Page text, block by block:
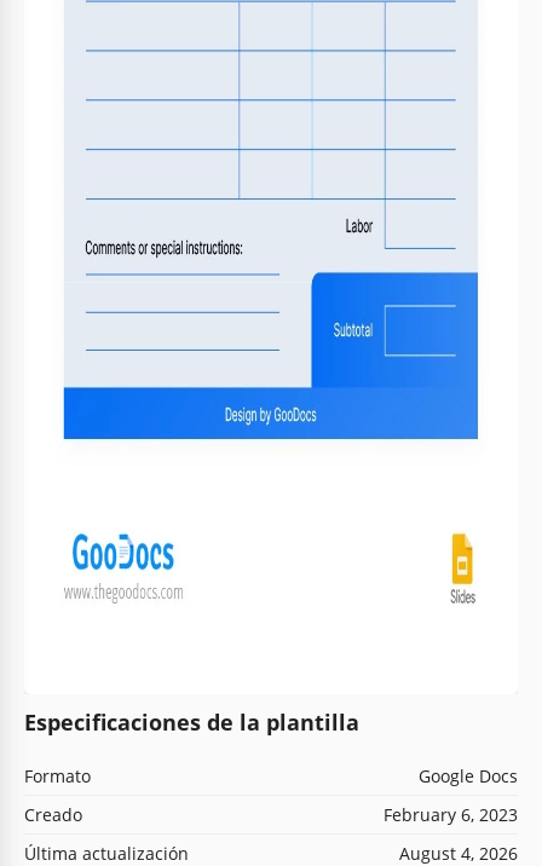
Especificaciones de la plantilla
Formato
Google Docs
Creado
February 6, 2023
Última actualización
August 4, 2026